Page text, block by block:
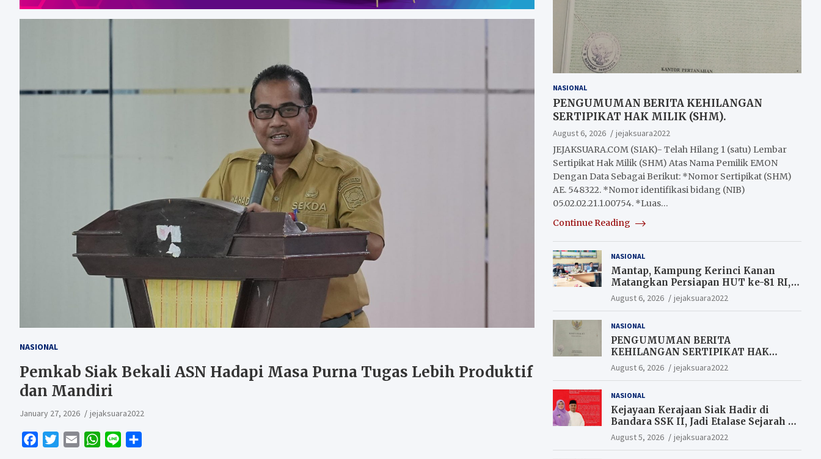
NASIONAL
Pemkab Siak Bekali ASN Hadapi Masa Purna Tugas Lebih Produktif
dan Mandiri
January 27, 2026 jejaksuara2022
W
NASIONAL
PENGUMUMAN BERITA KEHILANGAN
SERTIPIKAT HAK MILIK (SHM).
August 6, 2026
jejaksuara2022
JEJAKSUARA.COM (SIAK)- Telah Hilang 1 (satu) Lembar
Sertipikat Hak Milik (SHM) Atas Nama Pemilik EMON
Dengan Data Sebagai Berikut: *Nomor Sertipikat (SHM)
AE. 548322. *Nomor identifikasi bidang (NIB)
05.02.02.21.1.00754. *Luas…
Continue Reading
NASIONAL
Mantap, Kampung Kerinci Kanan
Matangkan Persiapan HUT ke-81 RI,
Warga yang ikut Upacara
Berkesempatan Raih Hadiah
August 6, 2026 jejaksuara2022
NASIONAL
PENGUMUMAN BERITA
KEHILANGAN SERTIPIKAT HAK
MILIK (SHM).
August 6, 2026 jejaksuara2022
NASIONAL
Kejayaan Kerajaan Siak Hadir di
Bandara SSK II, Jadi Etalase Sejarah di
Gerbang Riau
August 5, 2026 jejaksuara2022